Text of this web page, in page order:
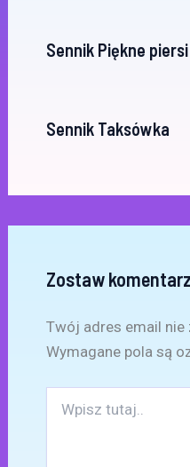
Sennik Piękne piersi
Sennik Taksówka
Zostaw komentarz
Twój adres email nie
Wymagane pola są
tutaj..